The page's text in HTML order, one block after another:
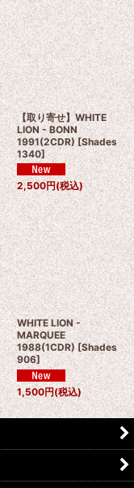
【取り寄せ】WHITE
LION - BONN
1991(2CDR) [Shades
1340]
2,500円(税込)
WHITE LION -
MARQUEE
1988(1CDR) [Shades
906]
1,500円(税込)